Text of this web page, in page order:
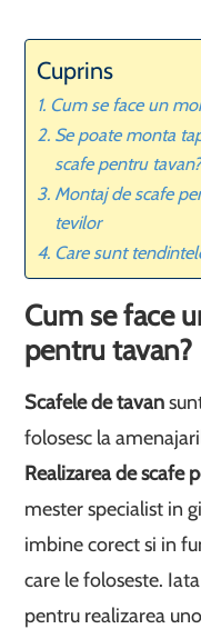
Cuprins
Cum se face un
Se poate monta
scafe pentru tavan?
Montaj de scafe
tevilor
Care sunt
Cum se face
pentru tavan?
Scafele de tavan
folosesc la
Realizarea de scafe
mester specialist in
imbine corect si in
care le foloseste.
pentru realizarea